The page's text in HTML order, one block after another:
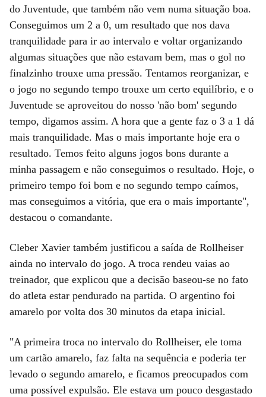
do Juventude, que também não vem numa situação boa.
Conseguimos um 2 a 0, um resultado que nos dava
tranquilidade para ir ao intervalo e voltar organizando
algumas situações que não estavam bem, mas o gol no
finalzinho trouxe uma pressão. Tentamos reorganizar, e
o jogo no segundo tempo trouxe um certo equilíbrio, e o
Juventude se aproveitou do nosso 'não bom' segundo
tempo, digamos assim. A hora que a gente faz o 3 a 1 dá
mais tranquilidade. Mas o mais importante hoje era o
resultado. Temos feito alguns jogos bons durante a
minha passagem e não conseguimos o resultado. Hoje, o
primeiro tempo foi bom e no segundo tempo caímos,
mas conseguimos a vitória, que era o mais importante",
destacou o comandante.
Cleber Xavier também justificou a saída de Rollheiser
ainda no intervalo do jogo. A troca rendeu vaias ao
treinador, que explicou que a decisão baseou-se no fato
do atleta estar pendurado na partida. O argentino foi
amarelo por volta dos 30 minutos da etapa inicial.
"A primeira troca no intervalo do Rollheiser, ele toma
um cartão amarelo, faz falta na sequência e poderia ter
levado o segundo amarelo, e ficamos preocupados com
uma possível expulsão. Ele estava um pouco desgastado